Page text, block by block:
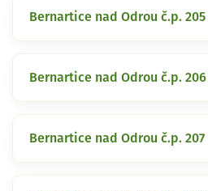
Bernartice nad Odrou č.p. 205
Bernartice nad Odrou č.p. 206
Bernartice nad Odrou č.p. 207